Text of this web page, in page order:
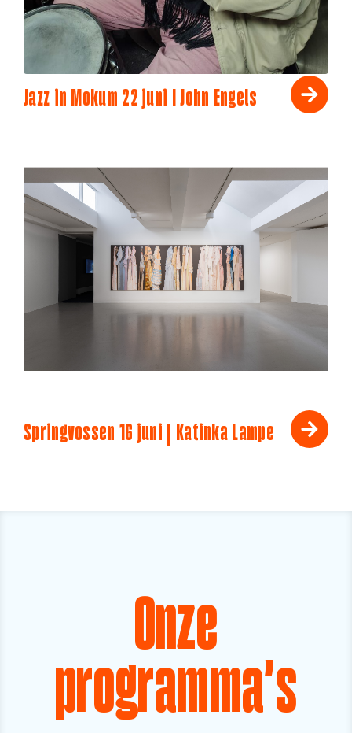
Jazz in Mokum 22 juni I John Engels
Springvossen 16 juni | Katinka Lampe
Onze
programma's